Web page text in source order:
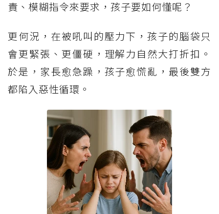
責、模糊指令來要求，孩子要如何懂呢？
更何況，在被吼叫的壓力下，孩子的腦袋只
會更緊張、更僵硬，理解力自然大打折扣。
於是，家長愈急躁，孩子愈慌亂，最後雙方
都陷入惡性循環。